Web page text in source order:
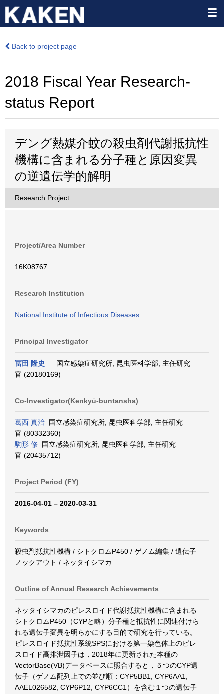
Back to project page
2018 Fiscal Year Research-
status Report
デング熱媒介蚊の殺虫剤代謝抵抗性
機構に含まれる分子種と原因変異
の逆遺伝学的解明
Research Project
Project/Area Number
16K08767
Research Institution
National Institute of Infectious Diseases
Principal Investigator
冨田 隆史
国立感染症研究所, 昆虫医科学部, 主任研究
官 (20180169)
Co-Investigator(Kenkyū-buntansha)
葛西 真治 国立感染症研究所, 昆虫医科学部, 主任研究
官 (80332360)
駒形 修 国立感染症研究所, 昆虫医科学部, 主任研究
官 (20435712)
Project Period (FY)
2016-04-01 – 2020-03-31
Keywords
殺虫剤抵抗性機構 / シトクロムP450 / ゲノム編集 / 遺伝子
ノックアウト / ネッタイシマカ
Outline of Annual Research Achievements
ネッタイシマカのピレスロイド代謝抵抗性機構に含まれる
シトクロムP450（CYPと略）分子種と抵抗性に関連付けら
れる遺伝子変異を明らかにする目的で研究を行っている。
ピレスロイド抵抗性系統SPSにおける第一染色体上のピレ
スロイド高排泄因子は，2018年に更新された本種の
VectorBase(VB)データベースに照合すると，５つのCYP遺
伝子（ゲノム配列上での並び順：CYP5BB1, CYP6AA1,
AAEL026582, CYP6P12, CYP6CC1）を含む１つの遺伝子